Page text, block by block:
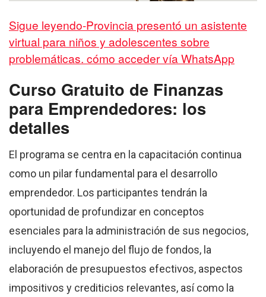
Sigue leyendo-Provincia presentó un asistente
virtual para niños y adolescentes sobre
problemáticas. cómo acceder vía WhatsApp
Curso Gratuito de Finanzas
para Emprendedores: los
detalles
El programa se centra en la capacitación continua
como un pilar fundamental para el desarrollo
emprendedor. Los participantes tendrán la
oportunidad de profundizar en conceptos
esenciales para la administración de sus negocios,
incluyendo el manejo del flujo de fondos, la
elaboración de presupuestos efectivos, aspectos
impositivos y crediticios relevantes, así como la